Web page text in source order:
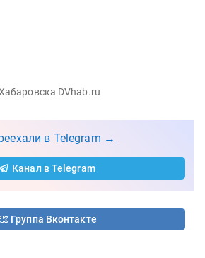
DVhab.ru
в Telegram →
Канал в Telegram
Группа Вконтакте